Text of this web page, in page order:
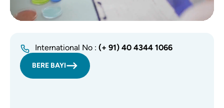
International No : (+ 91) 40 4344 1066
BERE BAYI